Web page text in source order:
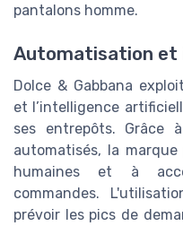
pantalons homme.
Automatisation et
Dolce & Gabbana
et l’intelligence
ses entrepôts. Grâce
automatisés, la
humaines et à
commandes.
prévoir les pics de